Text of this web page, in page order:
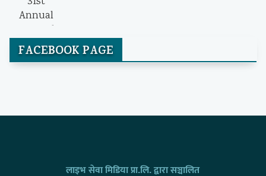
FACEBOOK PAGE
लाइभ सेवा मिडिया प्रा.लि. द्वारा सञ्चालित